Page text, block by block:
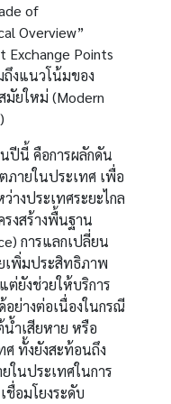
of
Overview”
Points
ถึงแนวโน้มของ
มัยใหม่ (Modern
นี้ คือการผลักดัน
ภายในประเทศ เพื่อ
างประเทศระยะไกล
รงสร้างพื้นฐาน
การแลกเปลี่ยน
เพิ่มประสิทธิภาพ
ต่ยังช่วยให้บริการ
ย่างต่อเนื่องในกรณี
น้ำเสียหาย หรือ
ทั้งยังสะท้อนถึง
ในประเทศในการ
อมโยงระดับ